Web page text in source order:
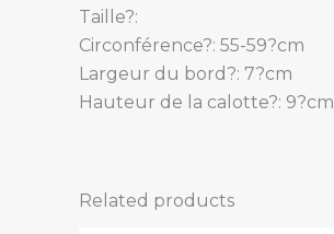
Taille?:
Circonférence?: 55-59?cm
Largeur du bord?: 7?cm
Hauteur de la calotte?: 9?cm
Related products